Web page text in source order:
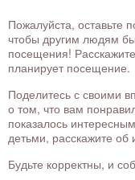
Пожалуйста, оставьте
чтобы другим людям
посещения!
планирует посещение.
Поделитесь с своими
о том, что вам
показалось
детьми, расскажите об
Будьте корректны, и